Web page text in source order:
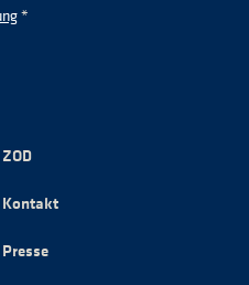
*
ZOD
Kontakt
Presse